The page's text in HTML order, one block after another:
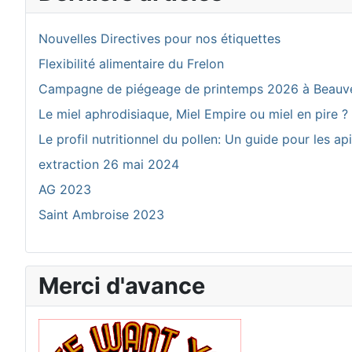
Nouvelles Directives pour nos étiquettes
Flexibilité alimentaire du Frelon
Campagne de piégeage de printemps 2026 à
Le miel aphrodisiaque, Miel Empire ou miel en pire ?
Le profil nutritionnel du pollen: Un guide pour les
extraction 26 mai 2024
AG 2023
Saint Ambroise 2023
Merci d'avance